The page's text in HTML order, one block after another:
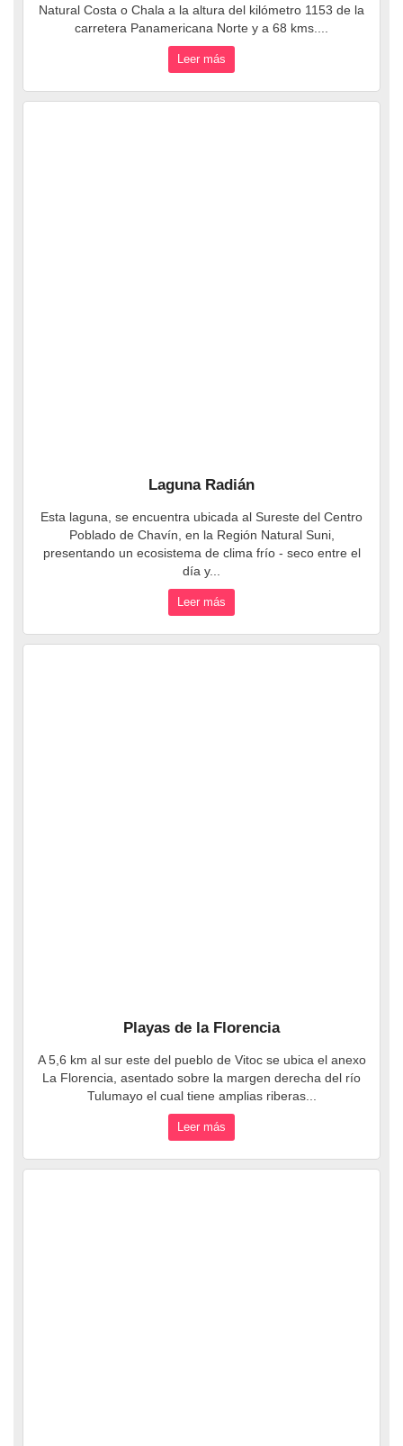
Natural Costa o Chala a la altura del kilómetro 1153 de la
carretera Panamericana Norte y a 68 kms....
Leer más
Laguna Radián
Esta laguna, se encuentra ubicada al Sureste del Centro
Poblado de Chavín, en la Región Natural Suni,
presentando un ecosistema de clima frío - seco entre el
día y...
Leer más
Playas de la Florencia
A 5,6 km al sur este del pueblo de Vitoc se ubica el anexo
La Florencia, asentado sobre la margen derecha del río
Tulumayo el cual tiene amplias riberas...
Leer más